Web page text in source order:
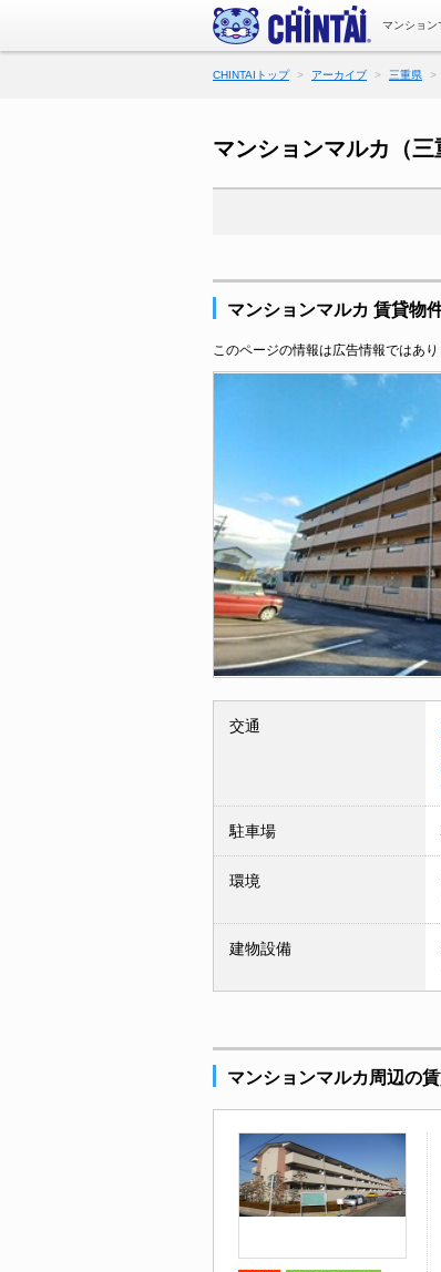
マンション
CHINTAIトップ アーカイブ 三重県
マンションマルカ（
マンションマルカ 賃貸物
このページの情報は広告情報ではあ
交通
駐車場
環境
建物設備
マンションマルカ周辺の